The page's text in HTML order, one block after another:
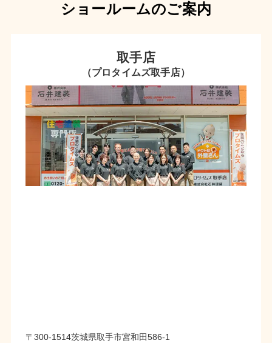
ショールームのご案内
取手店
（プロタイムズ取手店）
〒300-1514茨城県取手市宮和田586-1